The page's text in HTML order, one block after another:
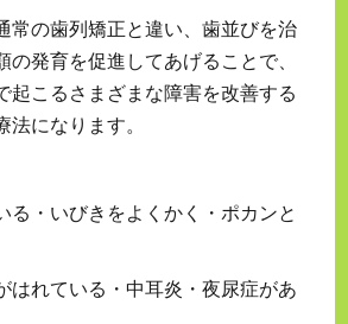
常の歯列矯正と違い、歯並びを治
の発育を促進してあげることで、
起こるさまざまな障害を改善する
法になります。
る・いびきをよくかく・ポカンと
はれている・中耳炎・夜尿症があ